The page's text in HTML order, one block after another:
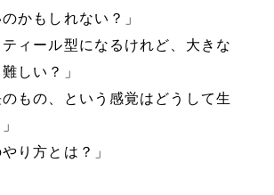
かもしれない？」
ティール型になるけれど、大きな
しい？」
のもの、という感覚はどうして生
り方とは？」